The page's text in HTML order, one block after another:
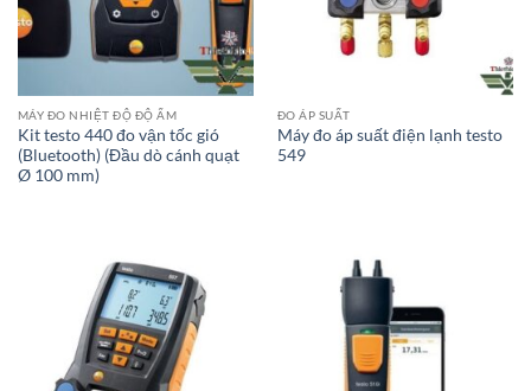
MÁY ĐO NHIỆT ĐỘ ĐỘ ẨM
Kit testo 440 đo vận tốc gió
(Bluetooth) (Đầu dò cánh quạt
Ø 100 mm)
ĐO ÁP SUẤT
Máy đo áp suất điện lạnh testo
549